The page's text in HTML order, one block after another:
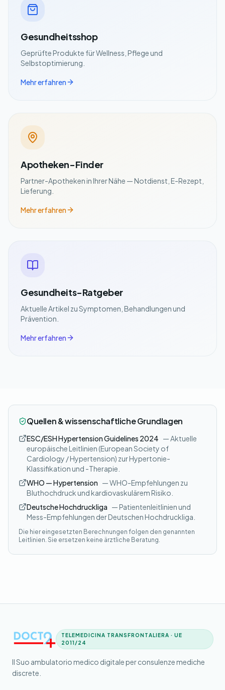
Gesundheitsshop
Geprüfte Produkte für Wellness, Pflege und
Selbstoptimierung.
Mehr erfahren
Apotheken-Finder
Partner-Apotheken in Ihrer Nähe — Notdienst, E-Rezept,
Lieferung.
Mehr erfahren
Gesundheits-Ratgeber
Aktuelle Artikel zu Symptomen, Behandlungen und
Prävention.
Mehr erfahren
Quellen & wissenschaftliche Grundlagen
ESC/ESH Hypertension Guidelines 2024 — Aktuelle
europäische Leitlinien (European Society of
Cardiology / Hypertension) zur Hypertonie-
Klassifikation und -Therapie.
WHO — Hypertension — WHO-Empfehlungen zu
Bluthochdruck und kardiovaskulärem Risiko.
Deutsche Hochdruckliga — Patientenleitlinien und
Mess-Empfehlungen der Deutschen Hochdruckliga.
Die hier eingesetzten Berechnungen folgen den genannten
Leitlinien. Sie ersetzen keine ärztliche Beratung.
TELEMEDICINA TRANSFRONTALIERA · UE
2011/24
Il Suo ambulatorio medico digitale per consulenze mediche
discrete.